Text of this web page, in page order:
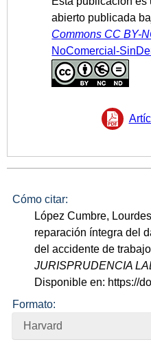
abierto publicada
Commons CCBY-
NoComercial-
Cómo citar:
López Cumbre,
reparación íntegra del
del accidente de
JURISPRUDENCIA
Disponible en: https://
Formato:
Harvard